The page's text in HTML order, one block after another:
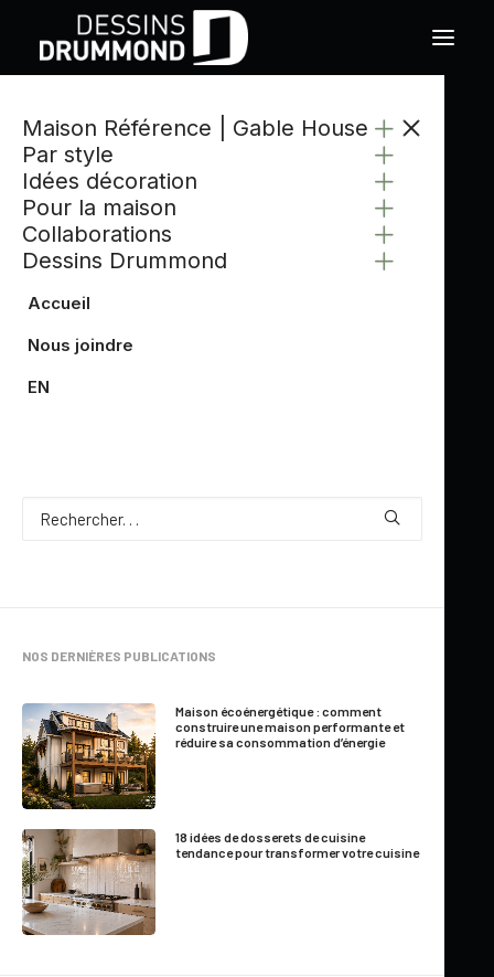
Maison Référence | Gable House
Par style
Idées décoration
Pour la maison
Collaborations
Dessins Drummond
Accueil
Nous joindre
EN
NOS DERNIÈRES PUBLICATIONS
Maison écoénergétique : comment
construire une maison performante et
réduire sa consommation d’énergie
18 idées de dosserets de cuisine
tendance pour transformer votre cuisine
ParYves Carignan
Richelieu vivent des jours d’enfer, il est difficile de ne pas
penser à ce que ces sinistrés vivent et comment ils s’en
sortiront.